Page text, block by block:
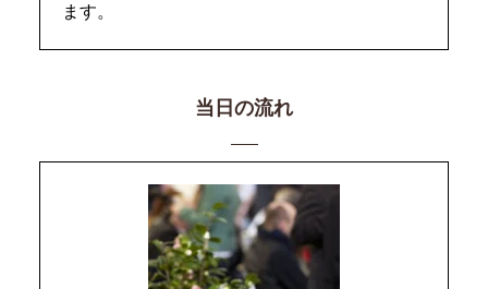
ます。
当日の流れ